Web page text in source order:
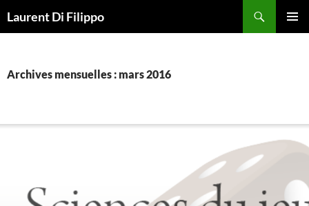
auLaurent Di Filippo
Archives mensuelles : mars 2016